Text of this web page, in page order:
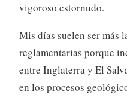
vigoroso estornudo.
Mis días suelen ser más
reglamentarias porque
entre Inglaterra y El
en los procesos